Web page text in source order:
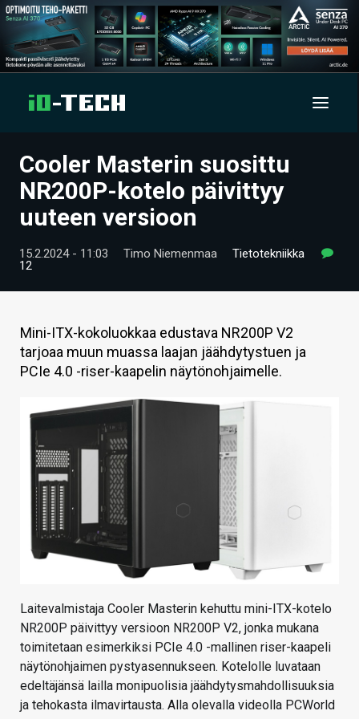
UUTISET
ARTIKKELIT
VIDEOT
HINTA.FI
KAUPPA
VAIHDA TEEMA
HAKU
Cooler Masterin suosittu
NR200P-kotelo päivittyy
uuteen versioon
15.2.2024 - 11:03 Timo Niemenmaa
Tietotekniikka
12
Mini-ITX-kokoluokkaa edustava NR200P V2
tarjoaa muun muassa laajan jäähdytystuen ja
PCIe 4.0 -riser-kaapelin näytönohjaimelle.
Laitevalmistaja Cooler Masterin kehuttu mini-ITX-kotelo
NR200P päivittyy versioon NR200P V2, jonka mukana
toimitetaan esimerkiksi PCIe 4.0 -mallinen riser-kaapeli
näytönohjaimen pystyasennukseen. Kotelolle luvataan
edeltäjänsä lailla monipuolisia jäähdytysmahdollisuuksia
ja tehokasta ilmavirtausta. Alla olevalla videolla PCWorld